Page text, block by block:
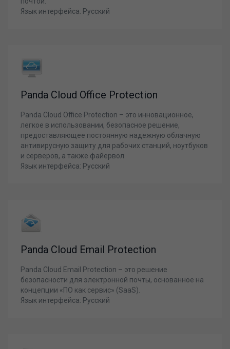
Язык интерфейса: Русский
Panda Cloud Office Protection
Panda Cloud Office Protection – это инновационное,
легкое в использовании, безопасное решение,
предоставляющее постоянную надежную облачную
антивирусную защиту для рабочих станций, ноутбуков
и серверов, а также файервол.
Язык интерфейса: Русский
Panda Cloud Email Protection
Panda Cloud Email Protection – это решение
безопасности для электронной почты, основанное на
концепции «ПО как сервис» (SaaS).
Язык интерфейса: Русский